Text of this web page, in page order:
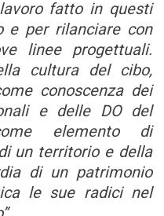
fatto in questi
e per rilanciare con
linee progettuali.
cultura del cibo,
conoscenza dei
e delle DO del
elemento di
un territorio e della
di un patrimonio
le sue radici nel